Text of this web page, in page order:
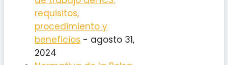
requisitos,
procedimiento y
beneficios - agosto 31,
2024